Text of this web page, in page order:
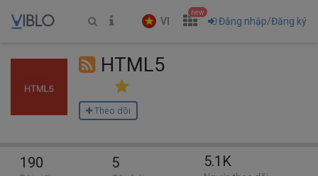
VI
new
Đăng nhập/Đăng ký
HTML5
Theo dõi
190 5 5.1K